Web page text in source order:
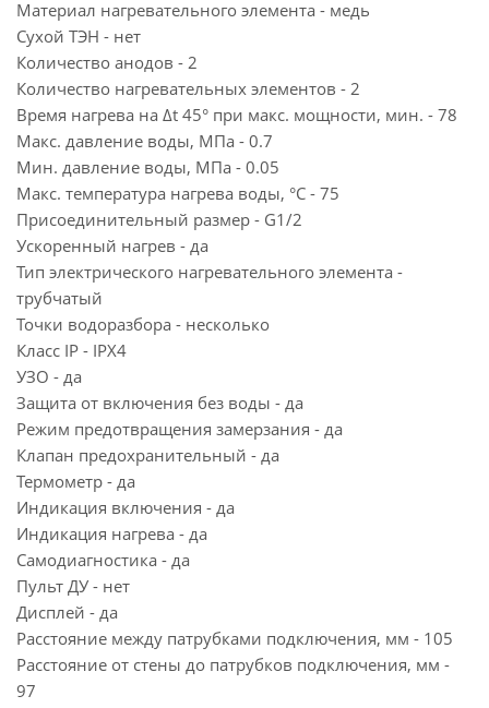
Материал нагревательного элемента - медь
Сухой ТЭН - нет
Количество анодов - 2
Количество нагревательных элементов - 2
Время нагрева на ∆t 45° при макс. мощности, мин. - 78
Макс. давление воды, МПа - 0.7
Мин. давление воды, МПа - 0.05
Макс. температура нагрева воды, °С - 75
Присоединительный размер - G1/2
Ускоренный нагрев - да
Тип электрического нагревательного элемента -
трубчатый
Точки водоразбора - несколько
Класс IP - IPX4
УЗО - да
Защита от включения без воды - да
Режим предотвращения замерзания - да
Клапан предохранительный - да
Термометр - да
Индикация включения - да
Индикация нагрева - да
Самодиагностика - да
Пульт ДУ - нет
Дисплей - да
Расстояние между патрубками подключения, мм - 105
Расстояние от стены до патрубков подключения, мм -
97